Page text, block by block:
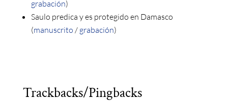
grabación)
Saulo predica y es protegido en Damasco
(manuscrito / grabación)
Trackbacks/Pingbacks